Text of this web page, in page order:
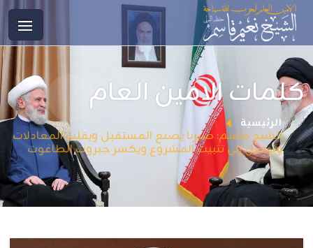
كلمات الامين العام
الرئيسية
الشيخ قاسم: صبرنا يصنع المستقبل ويقلب المعادلات
ويوصل إلى تثبيت المشروع ويكسر جبروت الطاغوت